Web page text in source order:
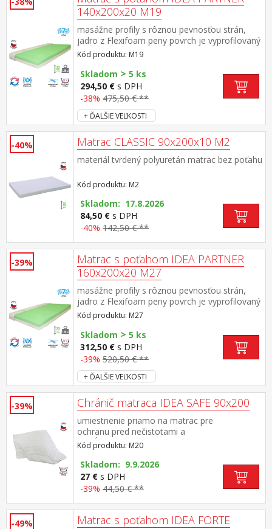
140x200x20 M19
masážne profily s rôznou pevnosťou strán,
jadro z Flexifoam peny povrch je vyprofilovaný
do 7 anatomických zón na oboch stranách
tvrdá (biela) a mäkká (svetlo zelená) strana
vhodný pre všetky typy roštov vhodný pre
alergikov, poťah snímateľný a prateľný do 60
°C odporúčaná nosnosť do 130 kg
Kód produktu: M19
Skladom > 5 ks
294,50 € s DPH
-38% 475,50 € **
+ ĎALŠIE VEĽKOSTI
-40% Matrac CLASSIC 90x200x10 M2
materiál tvrdený polyuretán matrac bez poťahu
Kód produktu: M2
Skladom: 17.8.2026
84,50 € s DPH
-40% 142,50 € **
-39%
Matrac s poťahom IDEA PARTNER
160x200x20 M27
masážne profily s rôznou pevnosťou strán,
jadro z Flexifoam peny povrch je vyprofilovaný
do 7 anatomických zón na oboch stranách
tvrdá (biela) a mäkká (svetlo zelená)
strana vhodný pre všetky typy roštov vhodný
pre alergikov, poťah snímateľný a prateľný do
60 °C odporúčaná nosnosť do 130 kg
Kód produktu: M27
Skladom > 5 ks
312,50 € s DPH
-39% 520,50 € **
+ ĎALŠIE VEĽKOSTI
-39% Chránič matraca IDEA SAFE 90x200
umiestnenie priamo na matrac pre
ochranu pred nečistotami a
predĺženie životnosti gumové pásy v rohoch
zaisťujú chránič proti posuvu a podporujú
perfektnú priľnavosť náplň 100% polyesterový
fleece, 200 g/m², prateľný do 95 °C
Kód produktu: M20
Skladom: 9.9.2026
27 € s DPH
-39% 44,50 € **
-49%
Matrac s poťahom IDEA FORTE